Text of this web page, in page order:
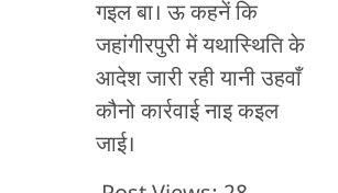
गइल बा। ऊ कहनें कि
जहांगीरपुरी में यथास्थिति के
आदेश जारी रही यानी उहवाँ
कौनो कार्रवाई नाइ कइल
जाई।